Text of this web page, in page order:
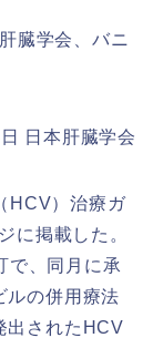
臓学会、バニ
日本肝臓学会
HCV）治療ガ
に掲載した。
で、同月に承
ルの併用療法
出されたHCV